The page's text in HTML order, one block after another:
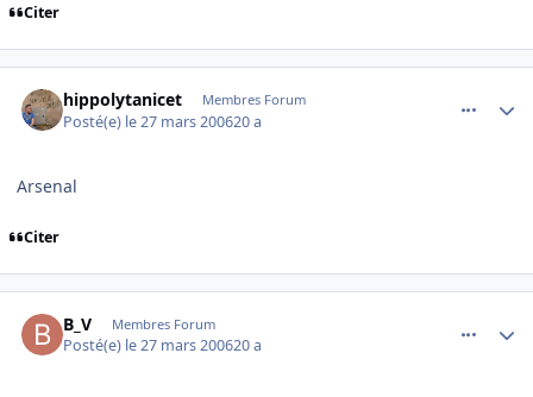
Citer
hippolytanicet Membres Forum
Posté(e) le 27 mars 200620 a
Arsenal
Citer
B_V Membres Forum
Posté(e) le 27 mars 200620 a